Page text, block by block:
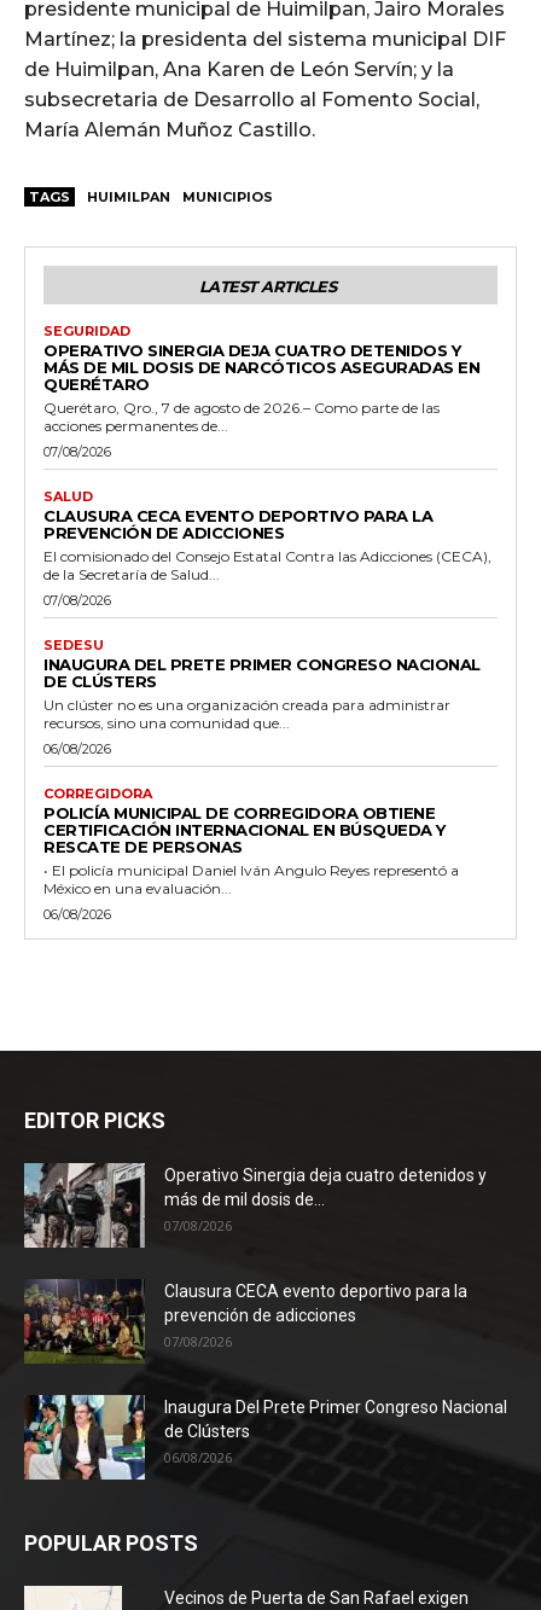
presidente municipal de Huimilpan, Jairo Morales
Martínez; la presidenta del sistema municipal DIF
de Huimilpan, Ana Karen de León Servín; y la
subsecretaria de Desarrollo al Fomento Social,
María Alemán Muñoz Castillo.
TAGS HUIMILPAN MUNICIPIOS
LATEST ARTICLES
SEGURIDAD
OPERATIVO SINERGIA DEJA CUATRO DETENIDOS Y
MÁS DE MIL DOSIS DE NARCÓTICOS ASEGURADAS EN
QUERÉTARO
Querétaro, Qro., 7 de agosto de 2026.– Como parte de las
acciones permanentes de...
07/08/2026
SALUD
CLAUSURA CECA EVENTO DEPORTIVO PARA LA
PREVENCIÓN DE ADICCIONES
El comisionado del Consejo Estatal Contra las Adicciones (CECA),
de la Secretaría de Salud...
07/08/2026
SEDESU
INAUGURA DEL PRETE PRIMER CONGRESO NACIONAL
DE CLÚSTERS
Un clúster no es una organización creada para administrar
recursos, sino una comunidad que...
06/08/2026
CORREGIDORA
POLICÍA MUNICIPAL DE CORREGIDORA OBTIENE
CERTIFICACIÓN INTERNACIONAL EN BÚSQUEDA Y
RESCATE DE PERSONAS
• El policía municipal Daniel Iván Angulo Reyes representó a
México en una evaluación...
06/08/2026
EDITOR PICKS
Operativo Sinergia deja cuatro detenidos y
más de mil dosis de...
07/08/2026
Clausura CECA evento deportivo para la
prevención de adicciones
07/08/2026
Inaugura Del Prete Primer Congreso Nacional
de Clústers
06/08/2026
POPULAR POSTS
Vecinos de Puerta de San Rafael exigen